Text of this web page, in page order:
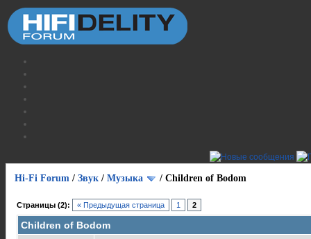
Hi-Fi Forum / Звук / Музыка / Children of Bodom
Страницы (2): « Предыдущая страница 1 2
Children of Bodom